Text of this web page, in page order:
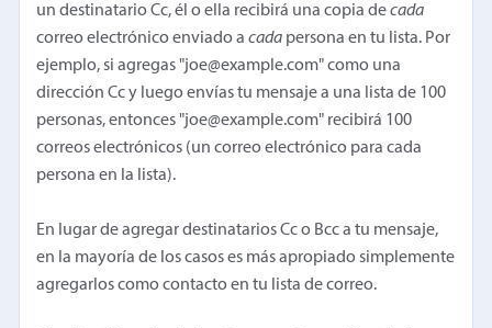
un destinatario Cc, él o ella recibirá una copia decada
correo electrónico enviado acada persona en tu lista. Por
ejemplo, si agregas "joe@example.com" como una
dirección Cc y luego envías tu mensaje a una lista de 100
personas, entonces "joe@example.com" recibirá 100
correos electrónicos (un correo electrónico para cada
persona en la lista).
En lugar de agregar destinatarios Cc o Bcc a tu mensaje,
en la mayoría de los casos es más apropiado simplemente
agregarlos como contacto en tu lista de correo.